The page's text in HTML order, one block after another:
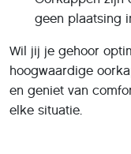
geen plaatsing
Wil jij je gehoor
hoogwaardige
en geniet van
elke situatie.